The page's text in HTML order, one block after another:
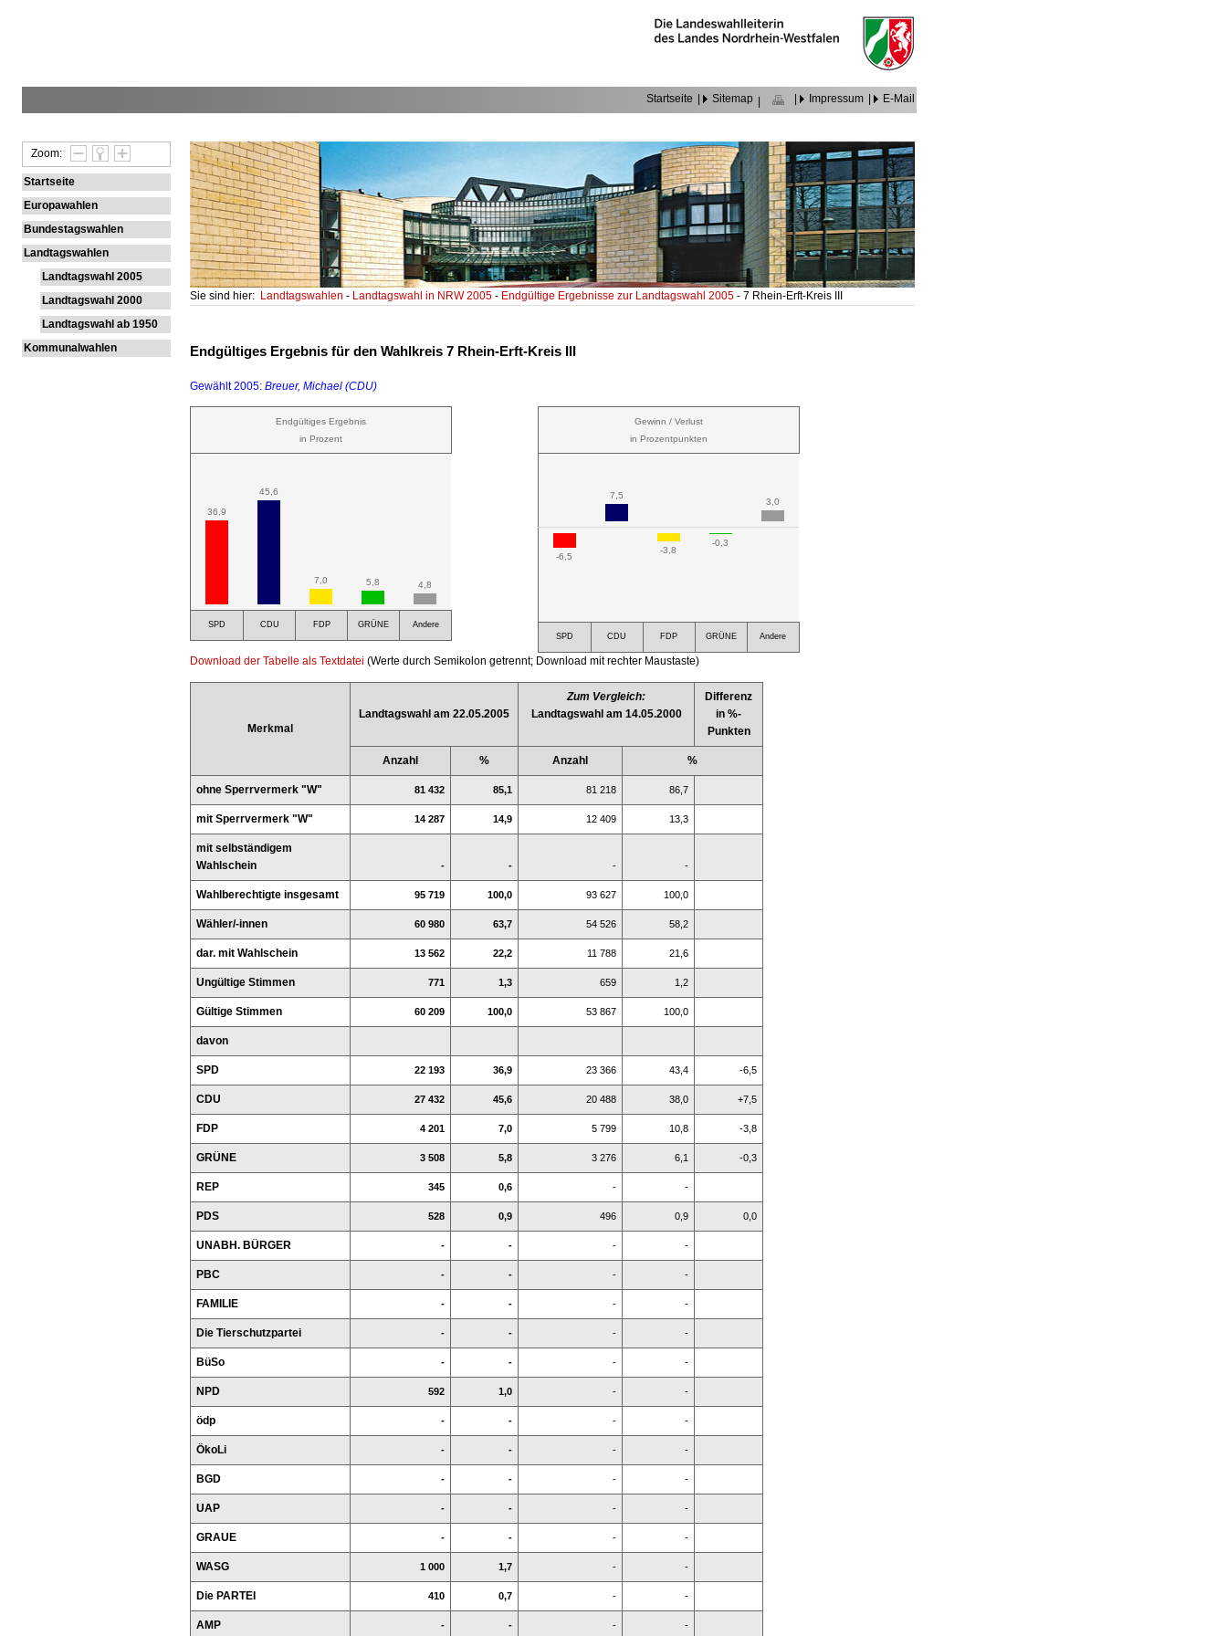
Startseite Sitemap Impressum E-Mail
Zoom:
Startseite
Europawahlen
Bundestagswahlen
Landtagswahlen
Landtagswahl 2005
Landtagswahl 2000
Landtagswahl ab 1950
Kommunalwahlen
Sie sind hier: Landtagswahlen- Landtagswahl in NRW 2005- Endgültige Ergebnisse zur Landtagswahl 2005- 7 Rhein-Erft-Kreis III
Endgültiges Ergebnis für den Wahlkreis 7 Rhein-Erft-Kreis III
Gewählt 2005:Breuer, Michael (CDU)
Endgültiges Ergebnis
in Prozent
36,9
45,6
7,0 5,8 4,8
SPD CDU FDP GRÜNE Andere
Gewinn / Verlust
in Prozentpunkten
7,5
3,0
-6,5
-3,8
-0,3
SPD CDU FDP GRÜNE Andere
Download der Tabelle als Textdatei (Werte durch Semikolon getrennt; Download mit rechter Maustaste)
Merkmal
Landtagswahl am 22.05.2005
Zum Vergleich:
Landtagswahl am 14.05.2000
Differenz
in %-
Punkten
Anzahl % Anzahl %
ohne Sperrvermerk "W" 81 432 85,1 81 218 86,7
mit Sperrvermerk "W" 14 287 14,9 12 409 13,3
mit selbständigem
Wahlschein
- - - -
Wahlberechtigte insgesamt 95 719 100,0 93 627 100,0
Wähler/-innen 60 980 63,7 54 526 58,2
dar. mit Wahlschein 13 562 22,2 11 788 21,6
Ungültige Stimmen 771 1,3 659 1,2
Gültige Stimmen 60 209 100,0 53 867 100,0
davon
SPD 22 193 36,9 23 366 43,4 -6,5
CDU 27 432 45,6 20 488 38,0 +7,5
FDP 4 201 7,0 5 799 10,8 -3,8
GRÜNE 3 508 5,8 3 276 6,1 -0,3
REP 345 0,6 - -
PDS 528 0,9 496 0,9 0,0
UNABH. BÜRGER - - - -
PBC - - - -
FAMILIE - - - -
Die Tierschutzpartei - - - -
BüSo - - - -
NPD 592 1,0 - -
ödp - - - -
ÖkoLi - - - -
BGD - - - -
UAP - - - -
GRAUE - - - -
WASG 1 000 1,7 - -
Die PARTEI 410 0,7 - -
AMP - - - -